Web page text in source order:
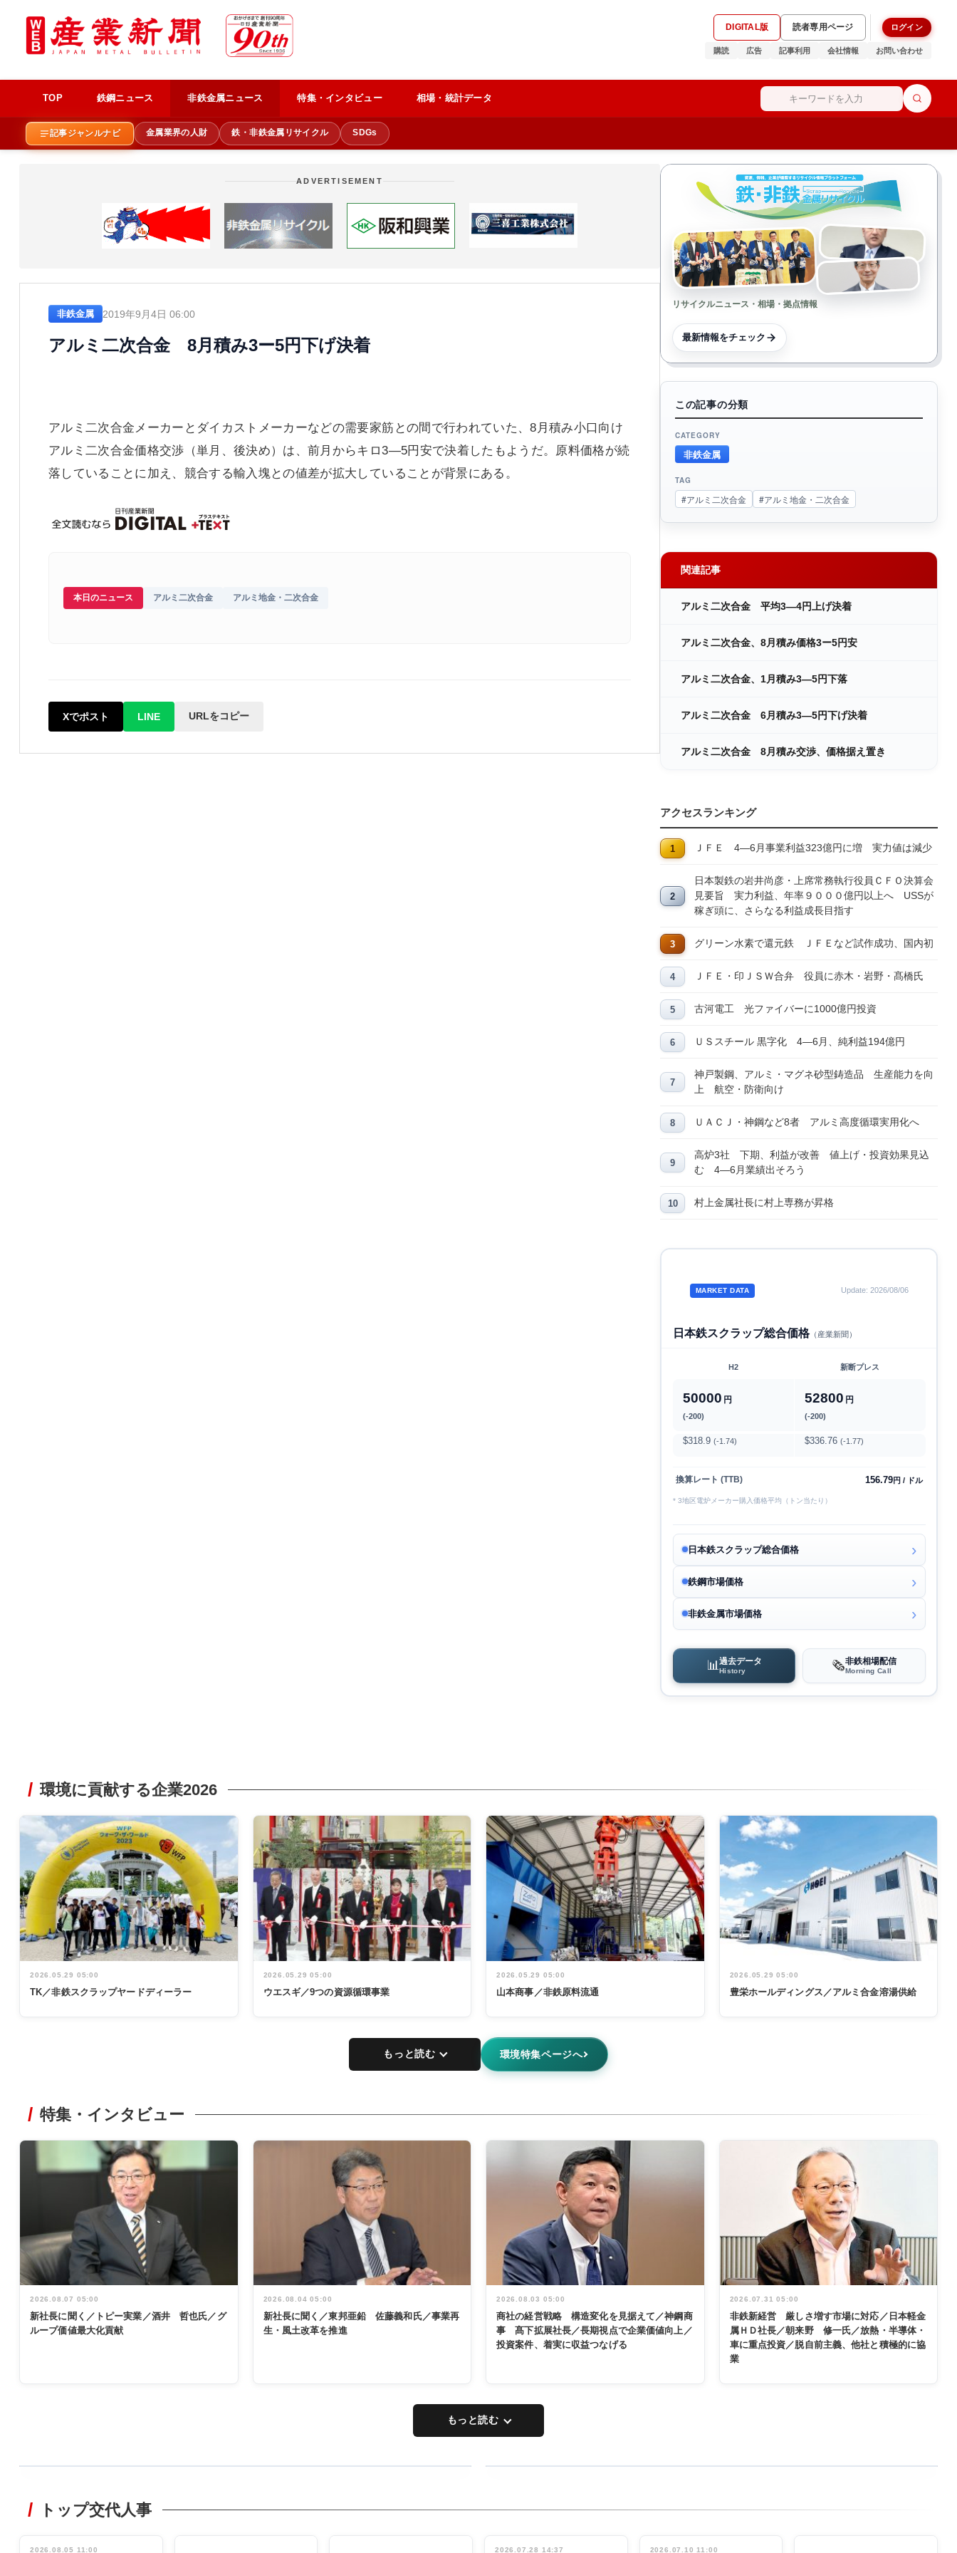
DIGITAL版 読者専用ページ ログイン
購読 広告 記事利用 会社情報 お問い合わせ
TOP 鉄鋼ニュース 非鉄金属ニュース 特集・インタビュー 相場・統計データ
記事ジャンルナビ 金属業界の人財 鉄・非鉄金属リサイクル SDGs
ADVERTISEMENT
非鉄金属 2019年9月4日 06:00
アルミ二次合金 8月積み3ー5円下げ決着
アルミ二次合金メーカーとダイカストメーカーなどの需要家筋との間で行われていた、8月積み小口向け
アルミ二次合金価格交渉（単月、後決め）は、前月からキロ3―5円安で決着したもようだ。原料価格が続
落していることに加え、競合する輸入塊との値差が拡大していることが背景にある。
本日のニュース アルミ二次合金 アルミ地金・二次合金
Xでポスト LINE URLをコピー
リサイクルニュース・相場・拠点情報
最新情報をチェック
この記事の分類
CATEGORY
非鉄金属
TAG
#アルミ二次合金 #アルミ地金・二次合金
関連記事
アルミ二次合金 平均3―4円上げ決着
アルミ二次合金、8月積み価格3ー5円安
アルミ二次合金、1月積み3―5円下落
アルミ二次合金 6月積み3―5円下げ決着
アルミ二次合金 8月積み交渉、価格据え置き
アクセスランキング
ＪＦＥ 4―6月事業利益323億円に増 実力値は減少
日本製鉄の岩井尚彦・上席常務執行役員ＣＦＯ決算会
見要旨 実力利益、年率９０００億円以上へ USSが
稼ぎ頭に、さらなる利益成長目指す
グリーン水素で還元鉄 ＪＦＥなど試作成功、国内初
ＪＦＥ・印ＪＳＷ合弁 役員に赤木・岩野・髙橋氏
古河電工 光ファイバーに1000億円投資
ＵＳスチール 黒字化 4―6月、純利益194億円
神戸製鋼、アルミ・マグネ砂型鋳造品 生産能力を向
上 航空・防衛向け
ＵＡＣＪ・神鋼など8者 アルミ高度循環実用化へ
高炉3社 下期、利益が改善 値上げ・投資効果見込
む 4―6月業績出そろう
村上金属社長に村上専務が昇格
MARKET DATA Update: 2026/08/06
日本鉄スクラップ総合価格（産業新聞）
H2 新断プレス
50000 円
(-200)
52800 円
(-200)
$318.9 (-1.74) $336.76 (-1.77)
換算レート (TTB) 156.79円 / ドル
* 3地区電炉メーカー購入価格平均（トン当たり）
日本鉄スクラップ総合価格
鉄鋼市場価格
非鉄金属市場価格
📊 過去データ
History 🗞️非鉄相場配信
Morning Call
環境に貢献する企業2026
2026.05.29 05:00
TK／非鉄スクラップヤードディーラー
2026.05.29 05:00
ウエスギ／9つの資源循環事業
2026.05.29 05:00
山本商事／非鉄原料流通
2026.05.29 05:00
豊栄ホールディングス／アルミ合金溶湯供給
もっと読む 環境特集ページへ
特集・インタビュー
2026.08.07 05:00
新社長に聞く／トピー実業／酒井 哲也氏／グ
ループ価値最大化貢献
2026.08.04 05:00
新社長に聞く／東邦亜鉛 佐藤義和氏／事業再
生・風土改革を推進
2026.08.03 05:00
商社の経営戦略 構造変化を見据えて／神鋼商
事 髙下拡展社長／長期視点で企業価値向上／
投資案件、着実に収益つなげる
2026.07.31 05:00
非鉄新経営 厳しさ増す市場に対応／日本軽金
属ＨＤ社長／朝来野 修一氏／放熱・半導体・
車に重点投資／脱自前主義、他社と積極的に協
業
もっと読む
非鉄業界で
管理職編
念祝う 業界
トップ交代人事
2026.08.05 11:00 2026.07.28 14:37 2026.07.10 11:00